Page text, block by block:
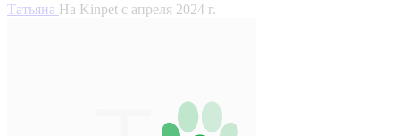
Татьяна На Kinpet c апреля 2024 г.